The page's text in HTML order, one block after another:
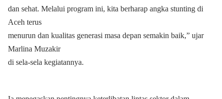
dan sehat. Melalui program ini, kita berharap angka stunting di
Aceh terus
menurun dan kualitas generasi masa depan semakin baik,” ujar
Marlina Muzakir
di sela-sela kegiatannya.